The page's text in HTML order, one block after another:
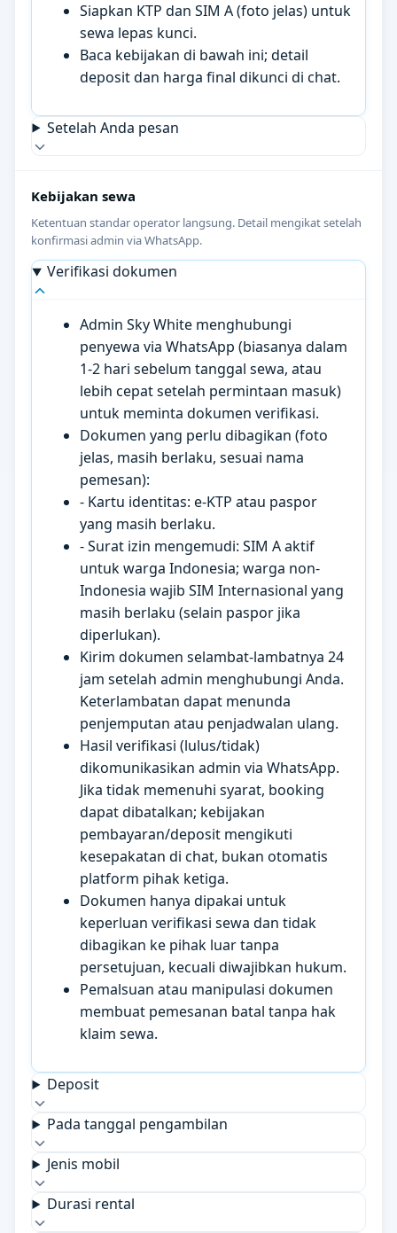
Siapkan KTP dan SIM A (foto jelas) untuk
sewa lepas kunci.
Baca kebijakan di bawah ini; detail
deposit dan harga final dikunci di chat.
Setelah Anda pesan
Kebijakan sewa
Ketentuan standar operator langsung. Detail mengikat setelah
konfirmasi admin via WhatsApp.
Verifikasi dokumen
Admin Sky White menghubungi
penyewa via WhatsApp (biasanya dalam
1-2 hari sebelum tanggal sewa, atau
lebih cepat setelah permintaan masuk)
untuk meminta dokumen verifikasi.
Dokumen yang perlu dibagikan (foto
jelas, masih berlaku, sesuai nama
pemesan):
- Kartu identitas: e-KTP atau paspor
yang masih berlaku.
- Surat izin mengemudi: SIM A aktif
untuk warga Indonesia; warga non-
Indonesia wajib SIM Internasional yang
masih berlaku (selain paspor jika
diperlukan).
Kirim dokumen selambat-lambatnya 24
jam setelah admin menghubungi Anda.
Keterlambatan dapat menunda
penjemputan atau penjadwalan ulang.
Hasil verifikasi (lulus/tidak)
dikomunikasikan admin via WhatsApp.
Jika tidak memenuhi syarat, booking
dapat dibatalkan; kebijakan
pembayaran/deposit mengikuti
kesepakatan di chat, bukan otomatis
platform pihak ketiga.
Dokumen hanya dipakai untuk
keperluan verifikasi sewa dan tidak
dibagikan ke pihak luar tanpa
persetujuan, kecuali diwajibkan hukum.
Pemalsuan atau manipulasi dokumen
membuat pemesanan batal tanpa hak
klaim sewa.
Deposit
Pada tanggal pengambilan
Jenis mobil
Durasi rental